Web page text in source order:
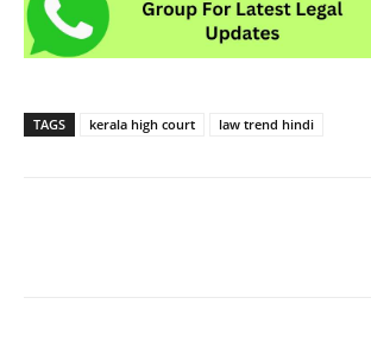
TAGS kerala high court law trend hindi